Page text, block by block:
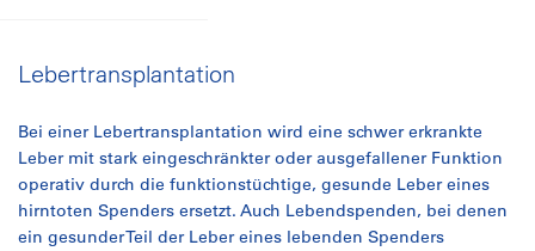
Lebertransplantation
Bei einer Lebertransplantation wird eine schwer erkrankte
Leber mit stark eingeschränkter oder ausgefallener Funktion
operativ durch die funktionstüchtige, gesunde Leber eines
hirntoten Spenders ersetzt. Auch Lebendspenden, bei denen
ein gesunder Teil der Leber eines lebenden Spenders